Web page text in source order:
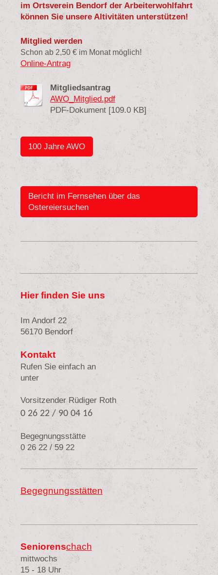
im Ortsverein Bendorf der Arbeiterwohlfahrt
können Sie unsere Altivitäten unterstützen!
Mitglied werden
Schon ab 2,50 € im Monat möglich!
Online-Antrag
Mitgliedsantrag
AWO_Mitglied.pdf
PDF-Dokument [109.0 KB]
100 Jahre AWO
Bericht im Fernsehen über das
Ostereiersuchen
Hier finden Sie uns
Im Andorf 22
56170 Bendorf
Kontakt
Rufen Sie einfach an
unter
Vorsitzender Rüdiger Roth
0 26 22 / 90 04 16
Begegnungsstätte
0 26 22 / 59 22
Begegnungsstätten
Seniorenschach
mittwochs
15 - 18 Uhr